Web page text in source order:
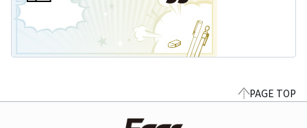
PAGE TOP